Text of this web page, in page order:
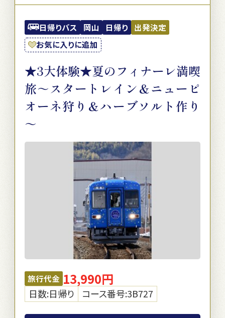
日帰りバス 岡山 日帰り
出発決定
お気に入りに追加
★3大体験★夏のフィナーレ満喫
旅～スタートレイン＆ニューピ
オーネ狩り＆ハーブソルト作り
～
旅行代金 13,990円
日数:日帰り コース番号:3B727